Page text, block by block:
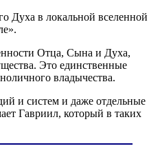
Духа в локальной вселенной
Отца, Сына и Духа,
Это единственные
владычества.
и систем и даже отдельные
Гавриил, который в таких